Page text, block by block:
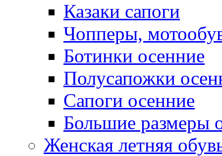
Казаки сапоги
Чопперы,
Ботинки осенние
Полусапожки
Сапоги осенние
Большие размеры
Женская летняя